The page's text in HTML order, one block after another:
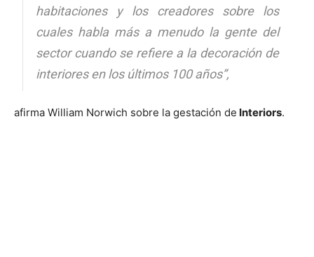
habitaciones y los creadores sobre los
cuales habla más a menudo la gente del
sector cuando se refiere a la decoración de
interiores en los últimos 100 años”,
afirma William Norwich sobre la gestación de Interiors.